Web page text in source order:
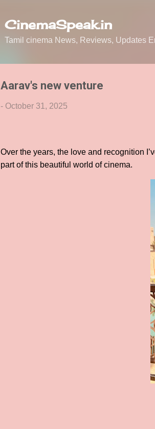
CinemaSpeak.in
Tamil cinema News, Reviews, Updates
Aarav's new venture
- October 31, 2025
Over the years, the love and recognition
part of this beautiful world of cinema.